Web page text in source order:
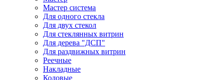
Мастер система
Для одного стекла
Для двух стекол
Для стеклянных витрин
Для дерева "ДСП"
Для раздвижных витрин
Реечные
Накладные
Кодовые